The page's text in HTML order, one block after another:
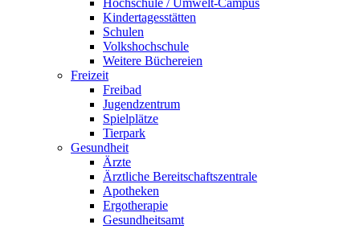
Hochschule / Umwelt-Campus
Kindertagesstätten
Schulen
Volkshochschule
Weitere Büchereien
Freizeit
Freibad
Jugendzentrum
Spielplätze
Tierpark
Gesundheit
Ärzte
Ärztliche Bereitschaftszentrale
Apotheken
Ergotherapie
Gesundheitsamt